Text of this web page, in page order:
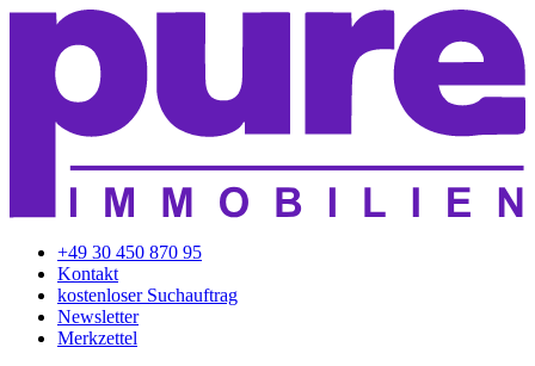
+49 30 450 870 95
Kontakt
kostenloser Suchauftrag
Newsletter
Merkzettel